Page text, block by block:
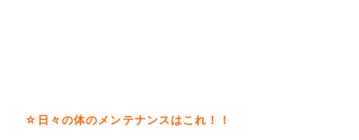
☆日々の体のメンテナンスはこれ！！